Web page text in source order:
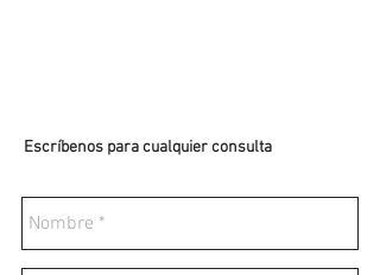
Escríbenos para cualquier consulta